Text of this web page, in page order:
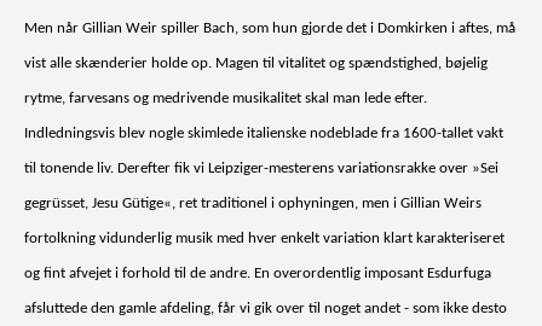
Men når Gillian Weir spiller Bach, som hun gjorde det i Domkirken i aftes, må
vist alle skænderier holde op. Magen til vitalitet og spændstighed, bøjelig
rytme, farvesans og medrivende musikalitet skal man lede efter.
Indledningsvis blev nogle skimlede italienske nodeblade fra 1600-tallet vakt
til tonende liv. Derefter fik vi Leipziger-mesterens variationsrakke over »Sei
gegrüsset, Jesu Gütige«, ret traditionel i ophyningen, men i Gillian Weirs
fortolkning vidunderlig musik med hver enkelt variation klart karakteriseret
og fint afvejet i forhold til de andre. En overordentlig imposant Esdurfuga
afsluttede den gamle afdeling, får vi gik over til noget andet - som ikke desto